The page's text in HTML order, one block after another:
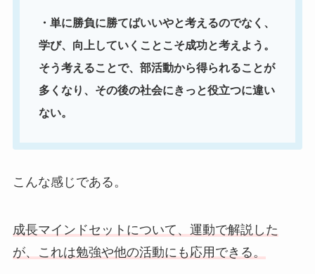
・単に勝負に勝てばいいやと考えるのでなく、
学び、向上していくことこそ成功と考えよう。
そう考えることで、部活動から得られることが
多くなり、その後の社会にきっと役立つに違い
ない。
こんな感じである。
成長マインドセットについて、運動で解説した
が、これは勉強や他の活動にも応用できる。